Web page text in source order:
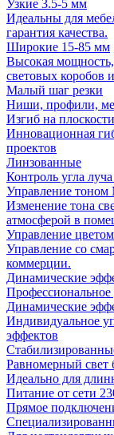
Узкие 3.5-5 мм
Идеальны для
гарантия качества.
Широкие 15-85 мм
Высокая
световых коробов
Малый шаг резки
Ниши, профили,
Изгиб на
Инновационная
проектов
Линзованные
Контроль угла
Управление
Изменение тона
атмосферой в
Управление
Управление со
коммерции.
Динамические
Динамические
Индивидуальное
эффектов
Равномерный свет
Идеально для
Питание от сети
Прямое